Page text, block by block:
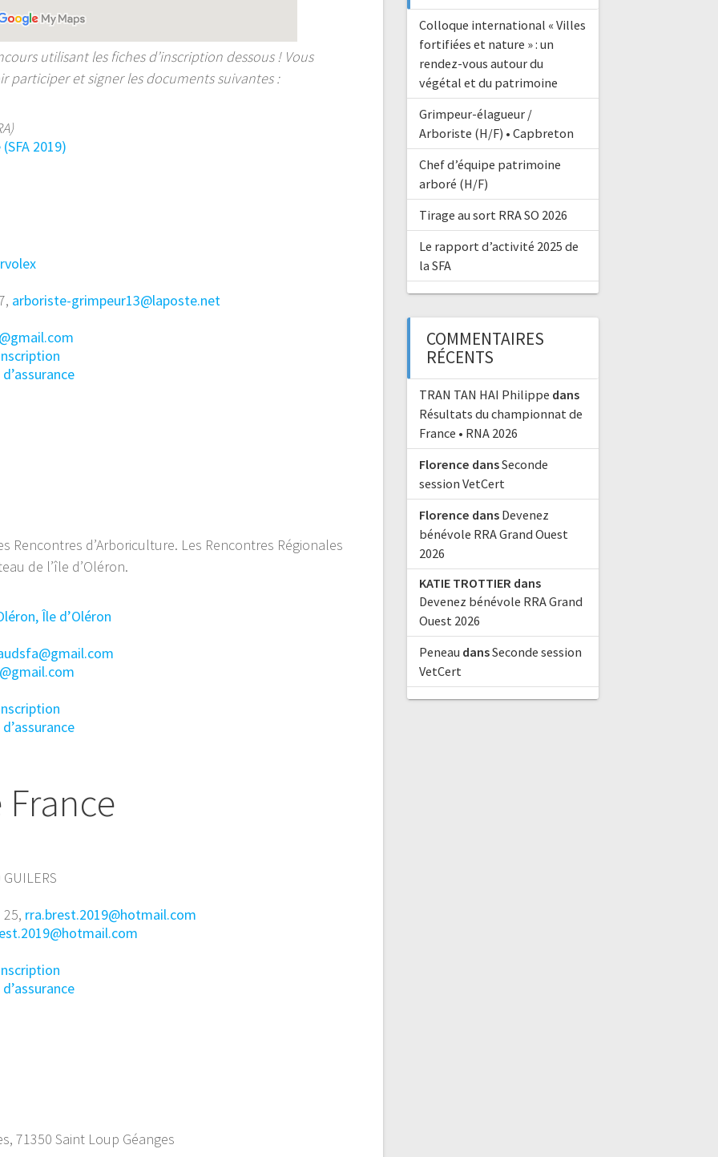
utilisant les fiches d’inscription dessous ! Vous
participer et signer les documents suivantes :
2019)
arboriste-grimpeur13@laposte.net
Rencontres d’Arboriculture. Les Rencontres Régionales
de l’île d’Oléron.
Île d’Oléron
rra.brest.2019@hotmail.com
71350 Saint Loup Géanges
Colloque international « Villes
fortifiées et nature » : un
rendez-vous autour du
végétal et du patrimoine
Grimpeur-élagueur /
Arboriste (H/F) • Capbreton
Chef d’équipe patrimoine
arboré (H/F)
Tirage au sort RRA SO 2026
Le rapport d’activité 2025 de
la SFA
COMMENTAIRES
RÉCENTS
TRAN TAN HAI Philippe dans
Résultats du championnat de
France • RNA 2026
Florence dansSeconde
session VetCert
Florence dans Devenez
bénévole RRA Grand Ouest
2026
KATIE TROTTIER dans
Devenez bénévole RRA Grand
Ouest 2026
Peneau dansSeconde session
VetCert